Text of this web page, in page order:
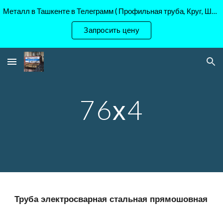
Skip to navigation
Металл в Ташкенте в Телеграмм ( Профильная труба, Круг, Шестигранник Ст45, 40Х, )
Запросить цену
76х4
Труба электросварная стальная прямошовная